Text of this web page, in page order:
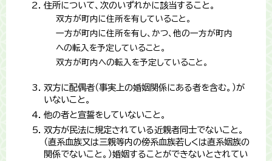
住所について、次のいずれかに該当すること。
双方が町内に住所を有していること。
一方が町内に住所を有し、かつ、他の一方が町内
への転入を予定していること。
双方が町内への転入を予定していること。
双方に配偶者（事実上の婚姻関係にある者を含む。）が
いないこと。
他の者と宣誓をしていないこと。
双方が民法に規定されている近親者同士でないこと。
（直系血族又は三親等内の傍系血族若しくは直系姻族の
関係でないこと。）婚姻することができないとされてい